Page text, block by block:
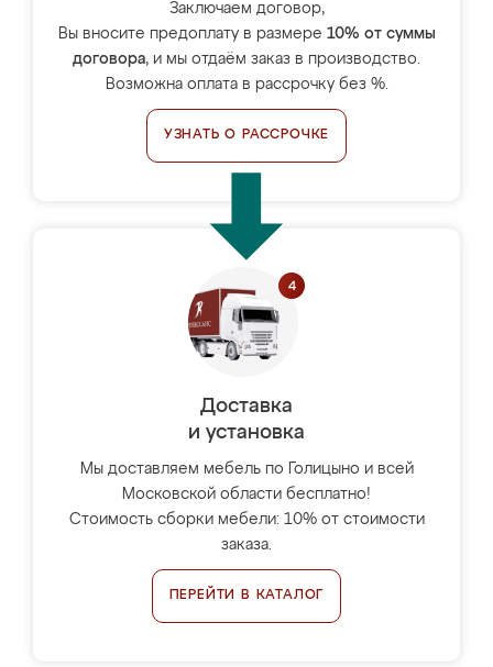
Заключаем договор,
Вы вносите предоплату в размере 10% от суммы
договора, и мы отдаём заказ в производство.
Возможна оплата в рассрочку без %.
УЗНАТЬ О РАССРОЧКЕ
Доставка
и установка
Мы доставляем мебель по Голицыно и всей
Московской области бесплатно!
Стоимость сборки мебели: 10% от стоимости
заказа.
ПЕРЕЙТИ В КАТАЛОГ